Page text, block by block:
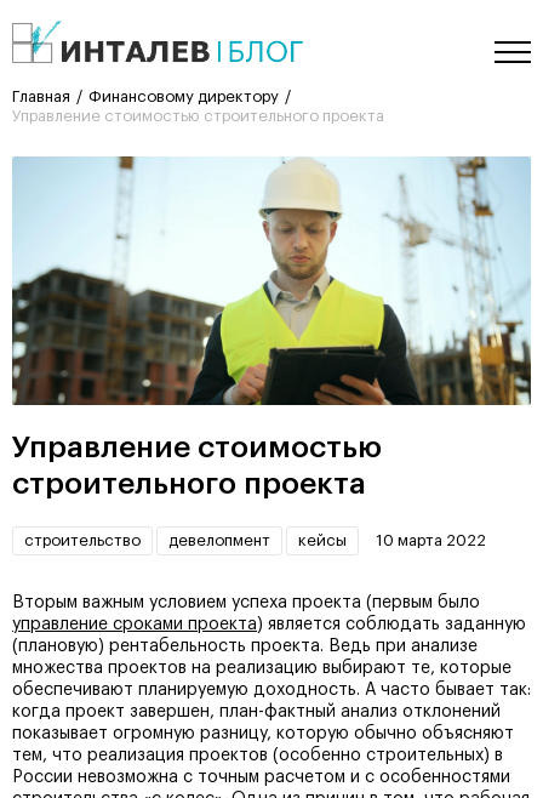
Главная
Финансовому директору
Управление стоимостью строительного проекта
Управление стоимостью
строительного проекта
строительство девелопмент кейсы 10 марта 2022
Вторым важным условием успеха проекта (первым было
управление сроками проекта) является соблюдать заданную
(плановую) рентабельность проекта. Ведь при анализе
множества проектов на реализацию выбирают те, которые
обеспечивают планируемую доходность. А часто бывает так:
когда проект завершен, план-фактный анализ отклонений
показывает огромную разницу, которую обычно объясняют
тем, что реализация проектов (особенно строительных) в
России невозможна с точным расчетом и с особенностями